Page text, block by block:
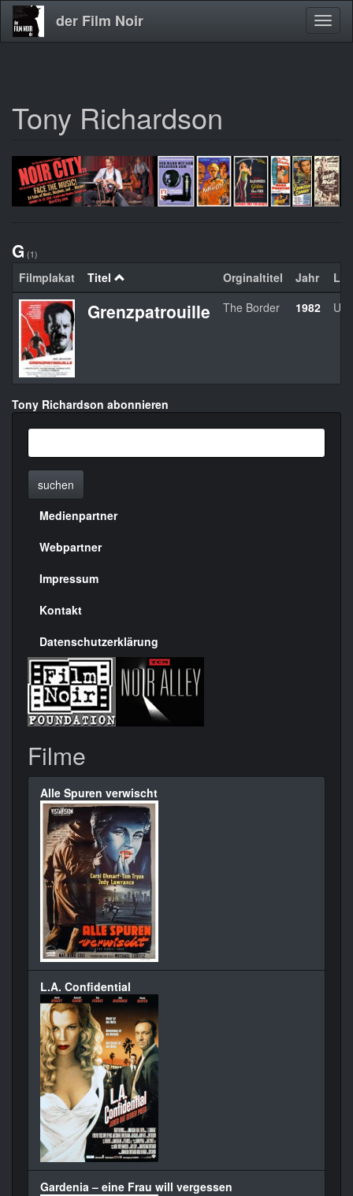
Direkt
zum
der Film Noir
Tony Richardson
G (1)
Filmplakat Titel Orginaltitel Jahr
Grenzpatrouille The Border 1982
Tony Richardson abonnieren
suchen
Menülinks
rechte
Seite
Medienpartner
Webpartner
Impressum
Kontakt
Datenschutzerklärung
Filme
Alle Spuren verwischt
L.A. Confidential
Gardenia – eine Frau will vergessen